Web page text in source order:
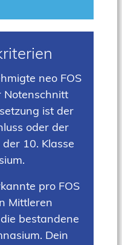
neo FOS
Notenschnitt
ist der
oder der
10. Klasse
pro FOS
Mittleren
bestandene
Dein